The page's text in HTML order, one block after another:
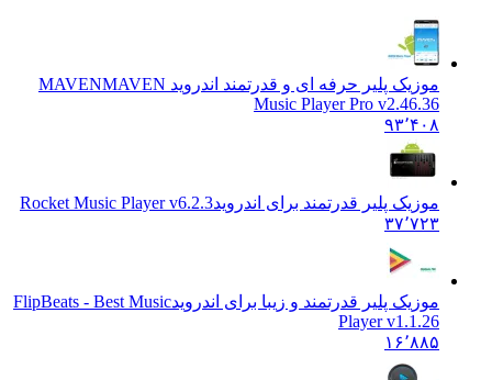
موزیک پلیر حرفه ای و قدرتمند اندروید MAVENMAVEN
Music Player Pro v2.46.36
۹۳٬۴۰۸
موزیک پلیر قدرتمند برای اندروید Rocket Music Player v6.2.3
۳۷٬۷۲۳
موزیک پلیر قدرتمند و زیبا برای اندروید FlipBeats - Best Music
Player v1.1.26
۱۶٬۸۸۵